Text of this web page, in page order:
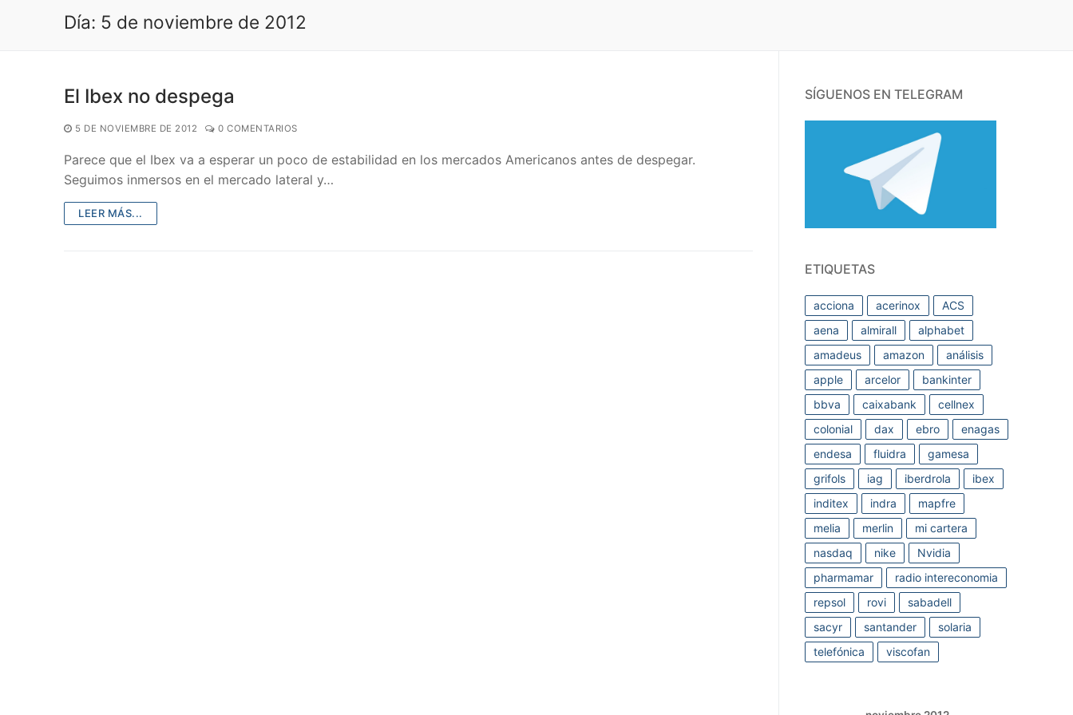
Día: 5 de noviembre de 2012
El Ibex no despega
5 DE NOVIEMBRE DE 2012 0 COMENTARIOS
Parece que el Ibex va a esperar un poco de estabilidad en los mercados Americanos antes de despegar.
Seguimos inmersos en el mercado lateral y…
LEER MÁS...
SÍGUENOS EN TELEGRAM
ETIQUETAS
acciona acerinox
ACS
aena
almirall
alphabet
amadeus
amazon
análisis
apple
arcelor
bankinter
bbva
caixabank
cellnex
colonial
dax ebro
enagas
endesa
fluidra
gamesa
grifols
iag iberdrola
ibex
inditex
indra
mapfre
melia
merlin
mi cartera
nasdaq
nike
Nvidia
pharmamar
radio intereconomia
repsol
rovi
sabadell
sacyr
santander
solaria
telefónica
viscofan